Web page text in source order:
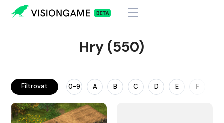
Hry (550)
Filtrovat 0-9 A B C D E F